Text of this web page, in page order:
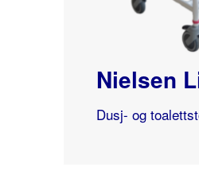
Nielsen
Dusj- og